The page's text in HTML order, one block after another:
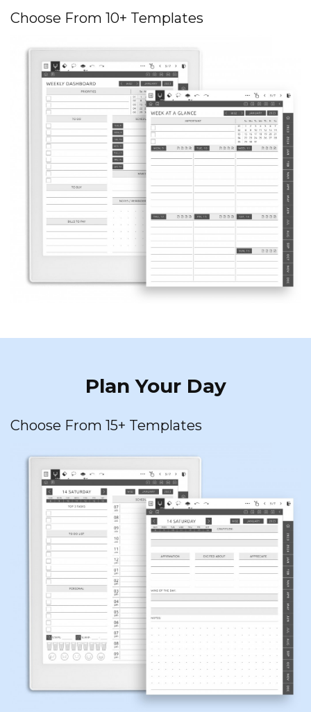
Choose From 10+ Templates
Plan Your Day
Choose From 15+ Templates